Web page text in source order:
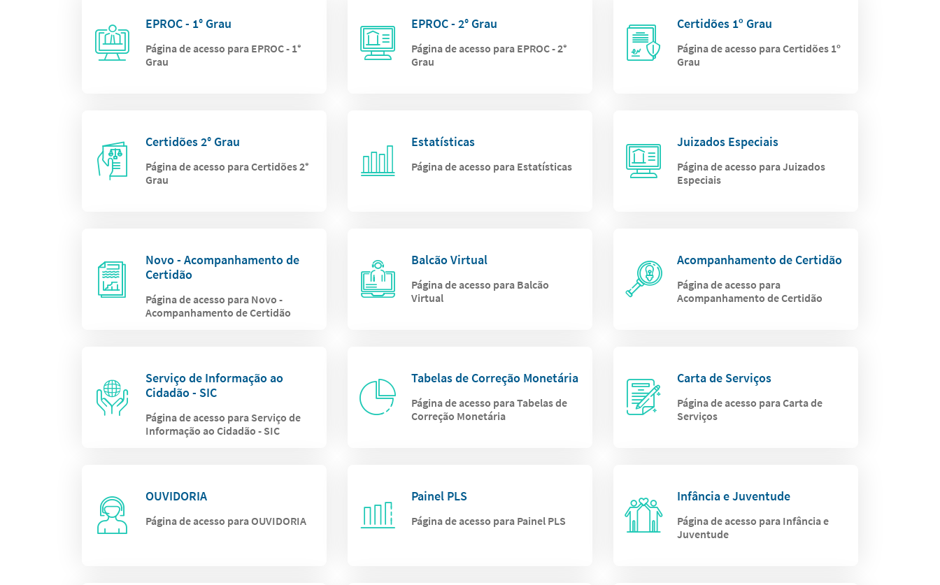
EPROC - 1° Grau
Página de acesso para EPROC - 1°
Grau
EPROC - 2° Grau
Página de acesso para EPROC - 2°
Grau
Certidões 1º Grau
Página de acesso para Certidões 1º
Grau
Certidões 2° Grau
Página de acesso para Certidões 2°
Grau
Estatísticas
Página de acesso para Estatísticas
Juizados Especiais
Página de acesso para Juizados
Especiais
Novo - Acompanhamento de
Certidão
Página de acesso para Novo -
Acompanhamento de Certidão
Balcão Virtual
Página de acesso para Balcão
Virtual
Acompanhamento de Certidão
Página de acesso para
Acompanhamento de Certidão
Serviço de Informação ao
Cidadão - SIC
Página de acesso para Serviço de
Informação ao Cidadão - SIC
Tabelas de Correção Monetária
Página de acesso para Tabelas de
Correção Monetária
Carta de Serviços
Página de acesso para Carta de
Serviços
OUVIDORIA
Página de acesso para OUVIDORIA
Painel PLS
Página de acesso para Painel PLS
Infância e Juventude
Página de acesso para Infância e
Juventude